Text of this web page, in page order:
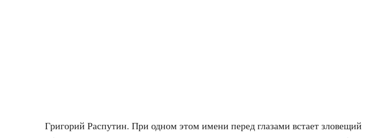
Григорий Распутин. При одном этом имени перед глазами встает зловещий